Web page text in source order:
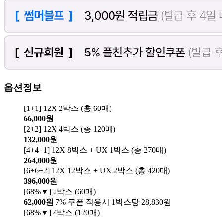
옵션정보
[1+1] 12X 2박스 (총 60매)
66,000원
[2+2] 12X 4박스 (총 120매)
132,000원
[4+4+1] 12X 8박스 + UX 1박스 (총 270매)
264,000원
[6+6+2] 12X 12박스 + UX 2박스 (총 420매)
396,000원
[68%▼] 2박스 (60매)
62,000원 7% 쿠폰 적용시 1박스당 28,830원
[68%▼] 4박스 (120매)